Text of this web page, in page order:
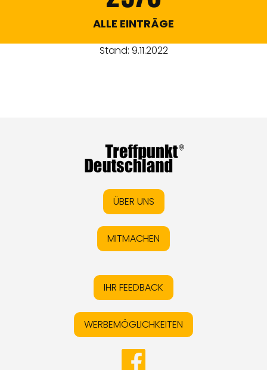
ALLE EINTRÄGE
Stand: 9.11.2022
ÜBER UNS
MITMACHEN
IHR FEEDBACK
WERBEMÖGLICHKEITEN